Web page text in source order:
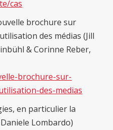
cas
brochure sur
des médias (Jill
& Corinne Reber,
brochure-sur-
des-medias
en particulier la
Lombardo)